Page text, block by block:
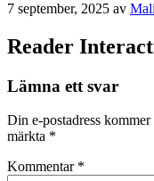
7 september, 2025 av
Reader
Lämna ett svar
Din e-postadress
märkta *
Kommentar *